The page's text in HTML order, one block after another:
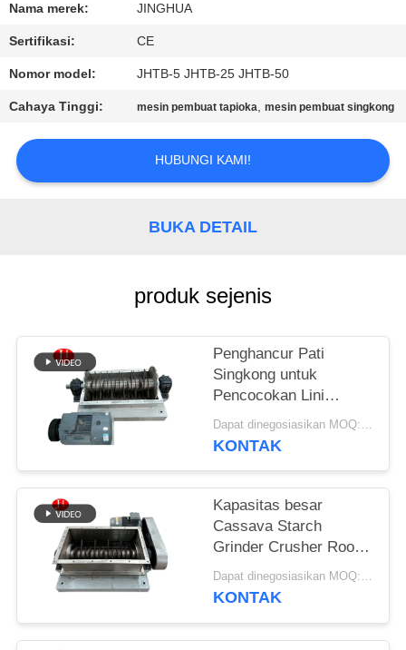
KONTROL
KUALITAS
KAMI
PENAWARAN
SITEMAP
KEBIJAKAN
PRIVASI
Nama merek: JINGHUA
Sertifikasi: CE
Nomor model: JHTB-5 JHTB-25 JHTB-50
Cahaya Tinggi: mesin pembuat tapioka,mesin pembuat singkong
HUBUNGI KAMI!
BUKA DETAIL
produk sejenis
Penghancur Pati
Singkong untuk
Pencocokan Lini
Produksi Pati Lengkap Dapat dinegosiasikan MOQ:1 Set
KONTAK
Kapasitas besar
Cassava Starch
Grinder Crusher Root
Tuber Mesin
penghancur
Dapat dinegosiasikan MOQ:1 Set
KONTAK